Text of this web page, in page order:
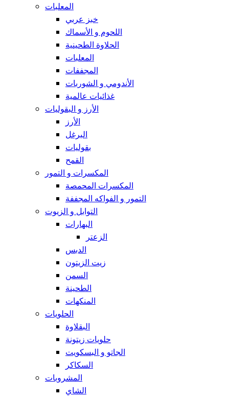
المعلبات
خبز عربي
اللحوم و الأسماك
الحلاوة الطحينية
المعلبات
المجففات
الأندومي و الشوربات
غذائيات عالمية
الأرز و البقوليات
الأرز
البرغل
بقوليات
القمح
المكسرات و التمور
المكسرات المحمصة
التمور و الفواكه المجففة
التوابل و الزيوت
البهارات
الزعتر
الدبس
زيت الزيتون
السمن
الطحينة
المنكهات
الحلويات
البقلاوة
حلويات زيتونة
الجاتو و البسكويت
السكاكر
المشروبات
الشاي